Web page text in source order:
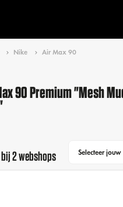
Nike Air Max 90
90 Premium "Mesh
2 webshops Selecteer